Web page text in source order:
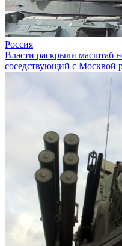
Россия
Власти раскрыли масштаб
соседствующий с Москвой